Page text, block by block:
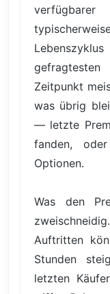
Zeitpunkt
was übrig
— letzte
fanden,
Optionen.
Was den
Auftritten
Stunden
letzten